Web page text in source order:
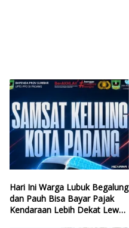
Hari Ini Warga Lubuk Begalung
dan Pauh Bisa Bayar Pajak
Kendaraan Lebih Dekat Lewat